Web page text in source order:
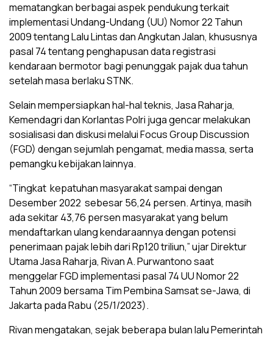
mematangkan berbagai aspek pendukung terkait
implementasi Undang-Undang (UU) Nomor 22 Tahun
2009 tentang Lalu Lintas dan Angkutan Jalan, khususnya
pasal 74 tentang penghapusan data registrasi
kendaraan bermotor bagi penunggak pajak dua tahun
setelah masa berlaku STNK.
Selain mempersiapkan hal-hal teknis, Jasa Raharja,
Kemendagri dan Korlantas Polri juga gencar melakukan
sosialisasi dan diskusi melalui Focus Group Discussion
(FGD) dengan sejumlah pengamat, media massa, serta
pemangku kebijakan lainnya.
“Tingkat kepatuhan masyarakat sampai dengan
Desember 2022 sebesar 56,24 persen. Artinya, masih
ada sekitar 43,76 persen masyarakat yang belum
mendaftarkan ulang kendaraannya dengan potensi
penerimaan pajak lebih dari Rp120 triliun,” ujar Direktur
Utama Jasa Raharja, Rivan A. Purwantono saat
menggelar FGD implementasi pasal 74 UU Nomor 22
Tahun 2009 bersama Tim Pembina Samsat se-Jawa, di
Jakarta pada Rabu (25/1/2023).
Rivan mengatakan, sejak beberapa bulan lalu Pemerintah